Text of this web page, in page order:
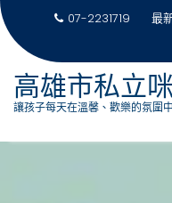
07-2231719 最
高雄市私立
讓孩子每天在溫馨、歡樂的氛圍